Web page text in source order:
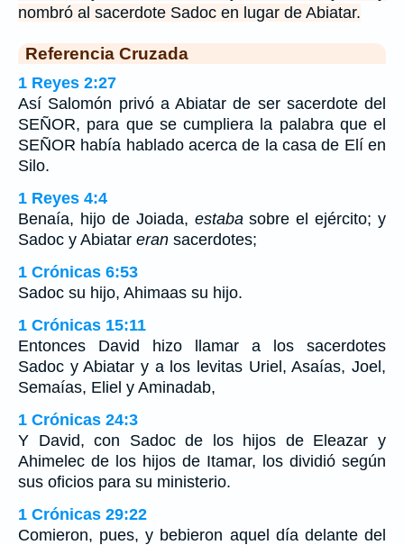
nombró al sacerdote Sadoc en lugar de Abiatar.
Referencia Cruzada
1 Reyes 2:27
Así Salomón privó a Abiatar de ser sacerdote del
SEÑOR, para que se cumpliera la palabra que el
SEÑOR había hablado acerca de la casa de Elí en
Silo.
1 Reyes 4:4
Benaía, hijo de Joiada, estaba sobre el ejército; y
Sadoc y Abiatar eran sacerdotes;
1 Crónicas 6:53
Sadoc su hijo, Ahimaas su hijo.
1 Crónicas 15:11
Entonces David hizo llamar a los sacerdotes
Sadoc y Abiatar y a los levitas Uriel, Asaías, Joel,
Semaías, Eliel y Aminadab,
1 Crónicas 24:3
Y David, con Sadoc de los hijos de Eleazar y
Ahimelec de los hijos de Itamar, los dividió según
sus oficios para su ministerio.
1 Crónicas 29:22
Comieron, pues, y bebieron aquel día delante del